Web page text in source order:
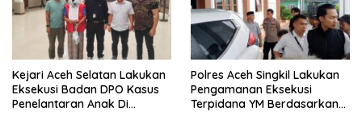
Kejari Aceh Selatan Lakukan
Eksekusi Badan DPO Kasus
Penelantaran Anak Di
Polres Aceh Singkil Lakukan
Pengamanan Eksekusi
Terpidana YM Berdasarkan